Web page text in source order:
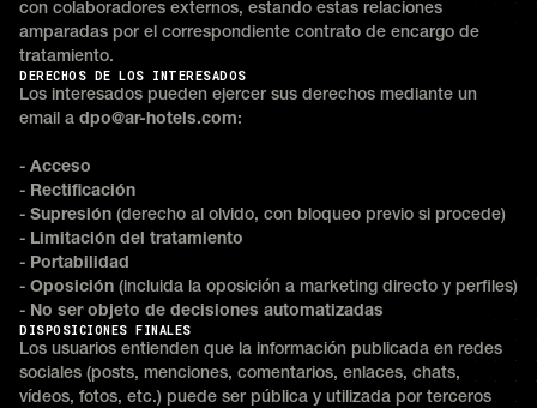
con colaboradores externos, estando estas relaciones
amparadas por el correspondiente contrato de encargo de
tratamiento.
DERECHOS DE LOS INTERESADOS
Los interesados pueden ejercer sus derechos mediante un
email a dpo@ar-hotels.com:
- Acceso
- Rectificación
- Supresión (derecho al olvido, con bloqueo previo si procede)
- Limitación del tratamiento
- Portabilidad
- Oposición (incluida la oposición a marketing directo y perfiles)
- No ser objeto de decisiones automatizadas
DISPOSICIONES FINALES
Los usuarios entienden que la información publicada en redes
sociales (posts, menciones, comentarios, enlaces, chats,
vídeos, fotos, etc.) puede ser pública y utilizada por terceros